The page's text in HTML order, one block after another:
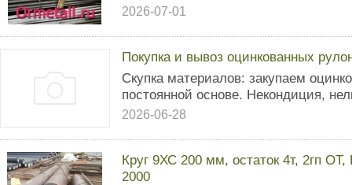
2026-07-01
Покупка и вывоз оцинкованных
Скупка материалов: закупаем
постоянной основе. Некондиция,
2026-06-28
Круг 9ХС 200 мм, остаток 4т, 2гп
2000